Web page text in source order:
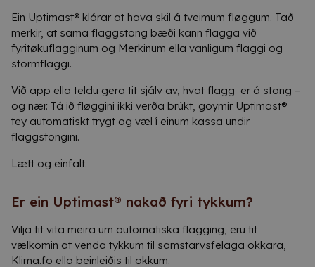
Ein Uptimast® klárar at hava skil á tveimum fløggum. Tað
merkir, at sama flaggstong bæði kann flagga við
fyritøkuflagginum og Merkinum ella vanligum flaggi og
stormflaggi.
Við app ella teldu gera tit sjálv av, hvat flagg er á stong –
og nær. Tá ið fløggini ikki verða brúkt, goymir Uptimast®
tey automatiskt trygt og væl í einum kassa undir
flaggstongini.
Lætt og einfalt.
Er ein Uptimast® nakað fyri tykkum?
Vilja tit vita meira um automatiska flagging, eru tit
vælkomin at venda tykkum til samstarvsfelaga okkara,
Klima.fo ella beinleiðis til okkum.